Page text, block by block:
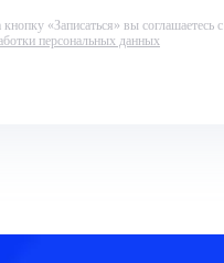
«Записаться» вы соглашаетесь с
персональных данных